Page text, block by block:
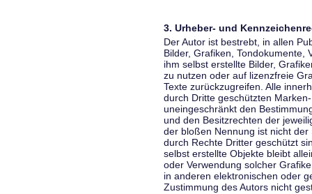
3. Urheber- und
Der Autor ist bestrebt, in allen
Bilder, Grafiken, Tondokumente,
ihm selbst erstellte Bilder,
zu nutzen oder auf lizenzfreie
Texte zurückzugreifen. Alle
durch Dritte geschützten
uneingeschränkt den
und den Besitzrechten der
der bloßen Nennung ist nicht
durch Rechte Dritter geschützt
selbst erstellte Objekte bleibt
oder Verwendung solcher
in anderen elektronischen oder
Zustimmung des Autors nicht